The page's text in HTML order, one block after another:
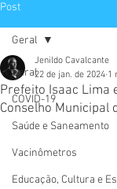
Post
Geral
COVID-19
Saúde e Saneamento
Vacinômetros
Educação, Cultura e
Geral
Prefeito Isaac Lima
Conselho Municipal
Jenildo Cavalcante
22 de jan. de 2024 1